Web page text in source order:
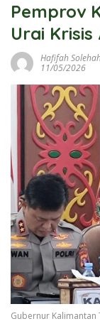
Pemprov
Urai Krisis
Hafifah Solehah
11/05/2026
Gubernur Kalimantan